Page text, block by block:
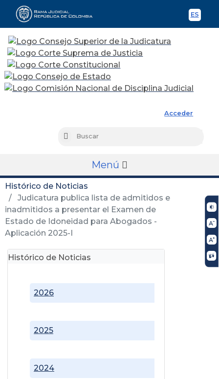
ES
Acceder
Buscar
Menú
Histórico de Noticias
Judicatura publica lista de admitidos e
inadmitidos a presentar el Examen de
Estado de Idoneidad para Abogados -
Aplicación 2025-I
Histórico de Noticias
2024
2025
2026